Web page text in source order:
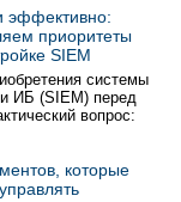
эффективно:
приоритеты
SIEM
системы
ИБ (SIEM) перед
вопрос:
которые